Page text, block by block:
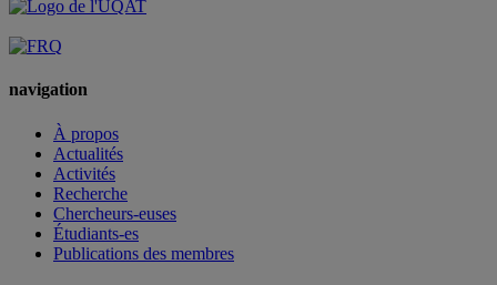
navigation
À propos
Actualités
Activités
Recherche
Chercheurs-euses
Étudiants-es
Publications des membres